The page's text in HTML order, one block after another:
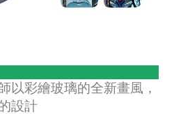
以彩繪玻璃的全新畫風，
設計